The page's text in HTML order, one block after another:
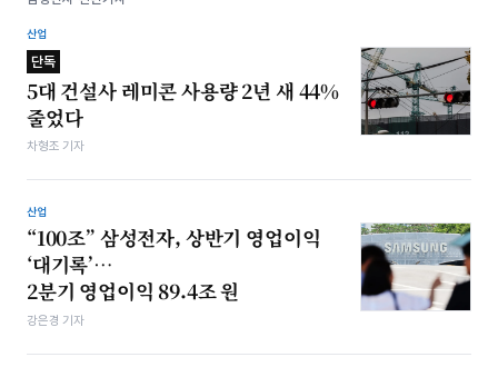
산업
단독
5대 건설사 레미콘 사용량 2년 새 44%
줄었다
차형조 기자
산업
“100조” 삼성전자, 상반기 영업이익
‘대기록’…
2분기 영업이익 89.4조 원
강은경 기자